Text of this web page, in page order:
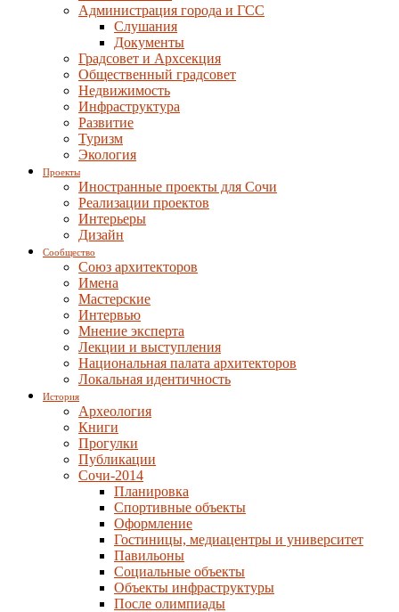
Администрация города и ГСС
Слушания
Документы
Градсовет и Архсекция
Общественный градсовет
Недвижимость
Инфраструктура
Развитие
Туризм
Экология
Проекты
Иностранные проекты для Сочи
Реализации проектов
Интерьеры
Дизайн
Сообщество
Союз архитекторов
Имена
Мастерские
Интервью
Мнение эксперта
Лекции и выступления
Национальная палата архитекторов
Локальная идентичность
История
Археология
Книги
Прогулки
Публикации
Сочи-2014
Планировка
Спортивные объекты
Оформление
Гостиницы, медиацентры и университет
Павильоны
Социальные объекты
Объекты инфраструктуры
После олимпиады